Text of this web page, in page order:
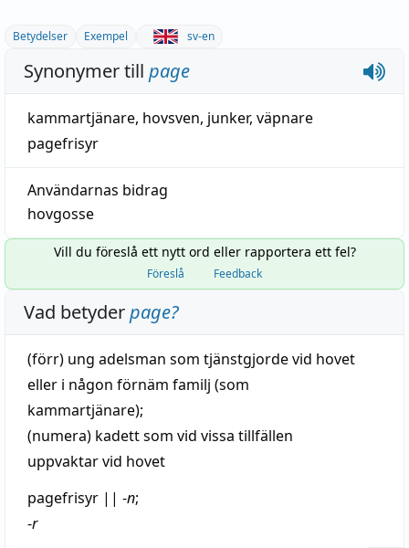
Betydelser Exempel sv-en
Synonymer till page
kammartjänare, hovsven, junker, väpnare
pagefrisyr
Användarnas bidrag
hovgosse
Vill du föreslå ett nytt ord eller rapportera ett fel?
Föreslå Feedback
Vad betyderpage?
(förr) ung adelsman som tjänstgjorde vid hovet
eller i någon förnäm familj (som
kammartjänare);
(numera) kadettsom vid vissa tillfällen
uppvaktar vid hovet
pagefrisyr || -n;
-r